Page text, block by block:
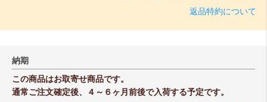
返品特約について
納期
この商品はお取寄せ商品です。
通常ご注文確定後、４～６ヶ月前後で入荷する予定です。